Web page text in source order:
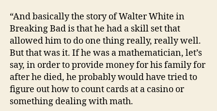
“And basically the story of Walter White in
Breaking Bad is that he had a skill set that
allowed him to do one thing really, really well.
But that was it. If he was a mathematician, let’s
say, in order to provide money for his family for
after he died, he probably would have tried to
figure out how to count cards at a casino or
something dealing with math.